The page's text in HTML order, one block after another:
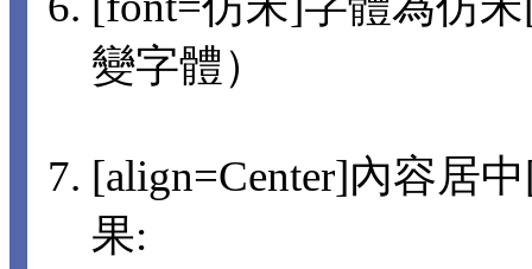
變字體）
[align=Center]內容居
果: